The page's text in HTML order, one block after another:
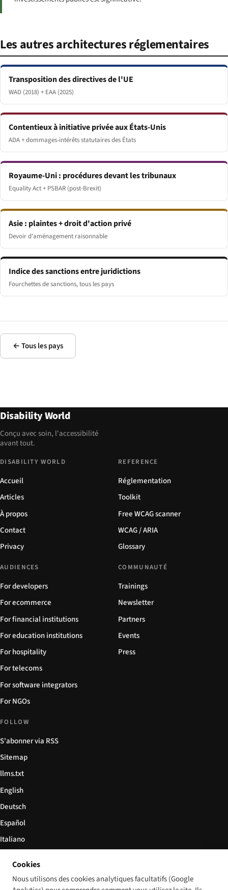
Les autres architectures réglementaires
Transposition des directives de l'UE
WAD (2018) + EAA (2025)
Contentieux à initiative privée aux États-Unis
ADA + dommages-intérêts statutaires des États
Royaume-Uni : procédures devant les tribunaux
Equality Act + PSBAR (post-Brexit)
Asie : plaintes + droit d'action privé
Devoir d'aménagement raisonnable
Indice des sanctions entre juridictions
Fourchettes de sanctions, tous les pays
← Tous les pays
Disability World
Conçu avec soin, l'accessibilité
avant tout.
DISABILITY WORLD
Accueil
Articles
À propos
Contact
Privacy
REFERENCE
Réglementation
Toolkit
Free WCAG scanner
WCAG / ARIA
Glossary
AUDIENCES
For developers
For ecommerce
For financial institutions
For education institutions
For hospitality
For telecoms
For software integrators
For NGOs
COMMUNAUTÉ
Trainings
Newsletter
Partners
Events
Press
FOLLOW
S'abonner via RSS
Sitemap
llms.txt
English
Deutsch
Español
Italiano
Cookies
Nous utilisons des cookies analytiques facultatifs (Google